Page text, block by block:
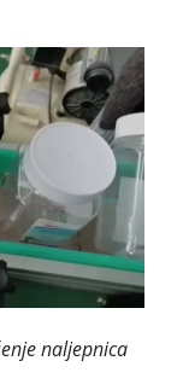
naljepnica